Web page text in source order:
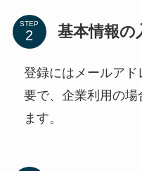
STEP 基本情報の
登録にはメールア
要で、企業利用の
ます。